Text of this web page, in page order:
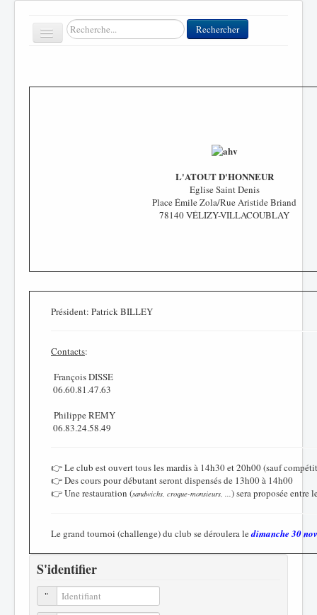
Toggle
Rechercher Rechercher
L'ATOUT D'HONNEUR
Eglise Saint Denis
Place Émile Zola/Rue Aristide Briand
78140 VÉLIZY-VILLACOUBLAY
Président: Patrick BILLEY
Contacts:
François DISSE
06.60.81.47.63
Philippe REMY
06.83.24.58.49
👉 Le club est ouvert tous les mardis à 14h30 et 20h00 (sauf
👉 Des cours pour débutant seront dispensés de 13h00 à 14h00
👉 Une restauration (sandwichs, croque-monsieurs, ...) sera proposée entre
Le grand tournoi (challenge) du club se déroulera ledimanche 30
S'identifier
Identifiant